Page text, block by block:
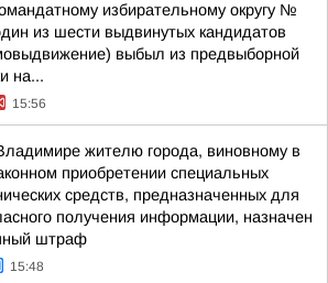
избирательному округу №
из шести выдвинутых кандидатов
выбыл из предвыборной
на...
15:56
жителю города, виновному в
приобретении специальных
средств, предназначенных для
получения информации, назначен
штраф
15:48